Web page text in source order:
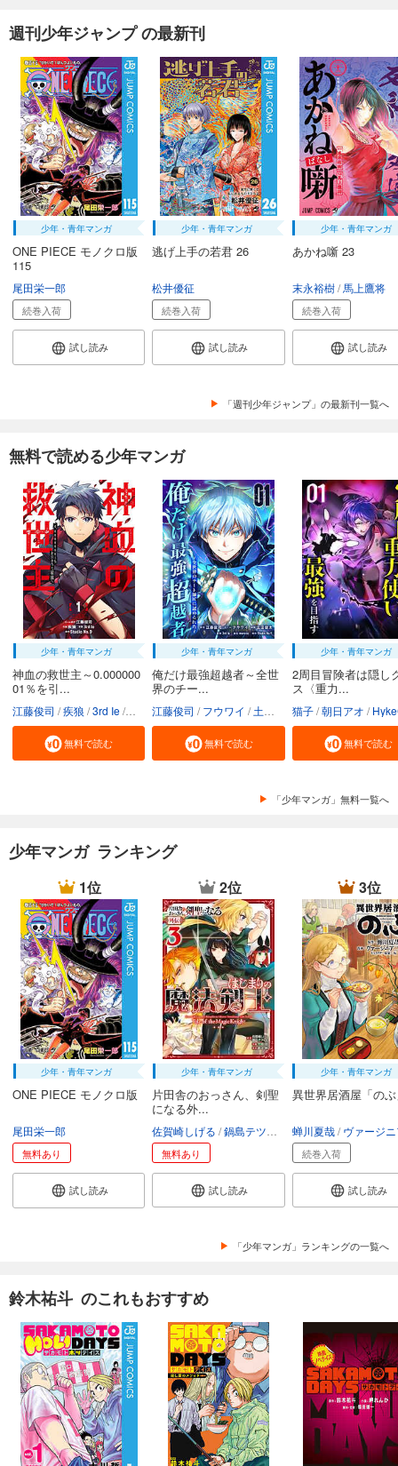
週刊少年ジャンプ の最新刊
少年・青年マンガ
ONE PIECE モノクロ版
115
尾田栄一郎
続巻入荷
試し読み
少年・青年マンガ
逃げ上手の若君 26
松井優征
続巻入荷
試し読み
少年・青年マンガ
あかね噺 23
末永裕樹 馬上鷹将
続巻入荷
試し読み
「週刊少年ジャンプ」の最新刊一覧へ
無料で読める少年マンガ
少年・青年マンガ
神血の救世主～0.000000
01％を引...
江藤俊司 疾狼 3rd Ie Studio No.9
無料で読む
少年・青年マンガ
俺だけ最強超越者～全世
界のチー...
江藤俊司 フウワイ 土田健太 3rd Ie maruco
無料で読む
少年・青年マンガ
2周目冒険者は隠し
ス〈重力...
猫子 朝日アオ
無料で読む
「少年マンガ」無料一覧へ
少年マンガ ランキング
1位
少年・青年マンガ
ONE PIECE モノクロ版
尾田栄一郎
無料あり
試し読み
2位
少年・青年マンガ
片田舎のおっさん、剣聖
になる外...
佐賀崎しげる 鍋島テツヒロ 空路恵 渡辺樹
無料あり
試し読み
3位
少年・青年マンガ
異世界居酒屋「の
蝉川夏哉 ヴァージニア二
続巻入荷
試し読み
「少年マンガ」ランキングの一覧へ
鈴木祐斗 のこれもおすすめ